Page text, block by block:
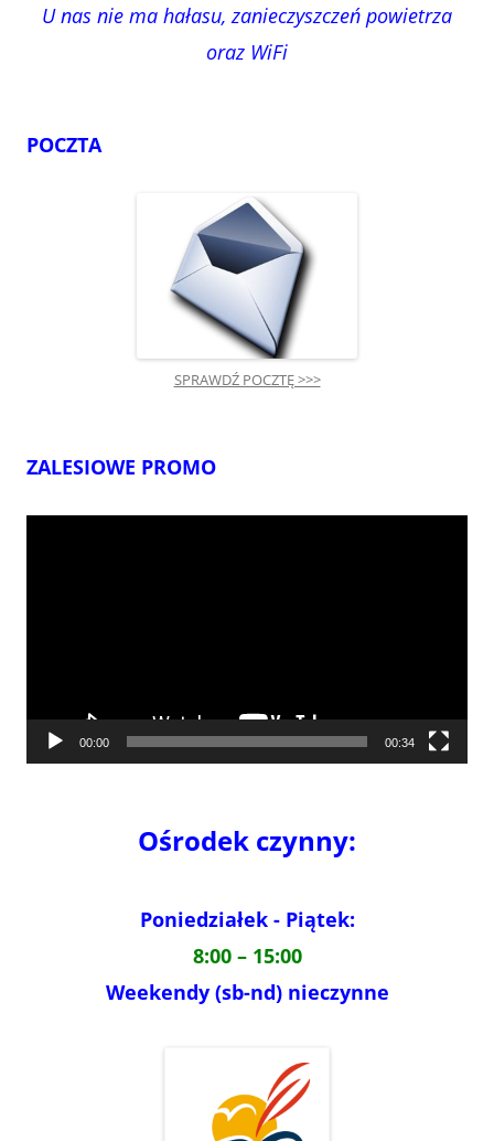
U nas nie ma hałasu, zanieczyszczeń powietrza
oraz WiFi
POCZTA
SPRAWDŹ POCZTĘ >>>
ZALESIOWE PROMO
Odtwarzacz
00:00 00:34
Ośrodek czynny:
Poniedziałek - Piątek:
8:00 – 15:00
Weekendy (sb-nd) nieczynne